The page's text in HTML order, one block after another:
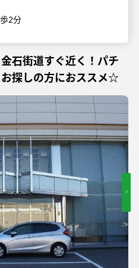
2分
石街道すぐ近く！パチ
探しの方におススメ☆